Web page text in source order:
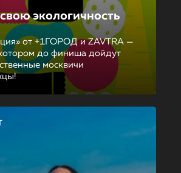
экологичность
от +1ГОРОД и ZAVTRA —
котором до финиша дойдут
москвичи